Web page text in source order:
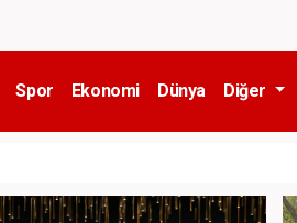
Spor Ekonomi Dünya Diğer